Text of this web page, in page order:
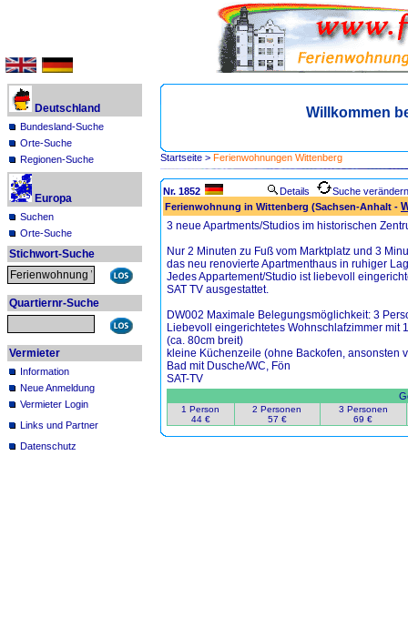
Deutschland
Bundesland-Suche
Orte-Suche
Regionen-Suche
Europa
Suchen
Orte-Suche
Stichwort-Suche
Quartiernr-Suche
Vermieter
Information
Neue Anmeldung
Vermieter Login
Links und Partner
Datenschutz
Willkommen
Startseite > Ferienwohnungen Wittenberg
Nr. 1852 Details
Suche verändern
Ferienwohnung in Wittenberg (Sachsen-Anhalt -
3 neue Apartments/Studios im historischen
Nur 2 Minuten zu Fuß vom Marktplatz und 3
das neu renovierte Apartmenthaus in ruhiger
Jedes Appartement/Studio ist liebevoll
SAT TV ausgestattet.
DW002 Maximale Belegungsmöglichkeit: 3
Liebevoll eingerichtetes Wohnschlafzimmer mit
(ca. 80cm breit)
kleine Küchenzeile (ohne Backofen, ansonsten
Bad mit Dusche/WC, Fön
SAT-TV
1 Person
44 €
2 Personen
57 €
3 Personen
69 €